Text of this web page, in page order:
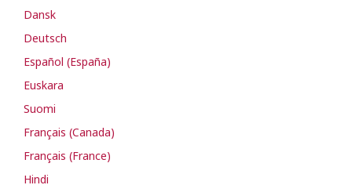
Dansk
Deutsch
Español (España)
Euskara
Suomi
Français (Canada)
Français (France)
Hindi